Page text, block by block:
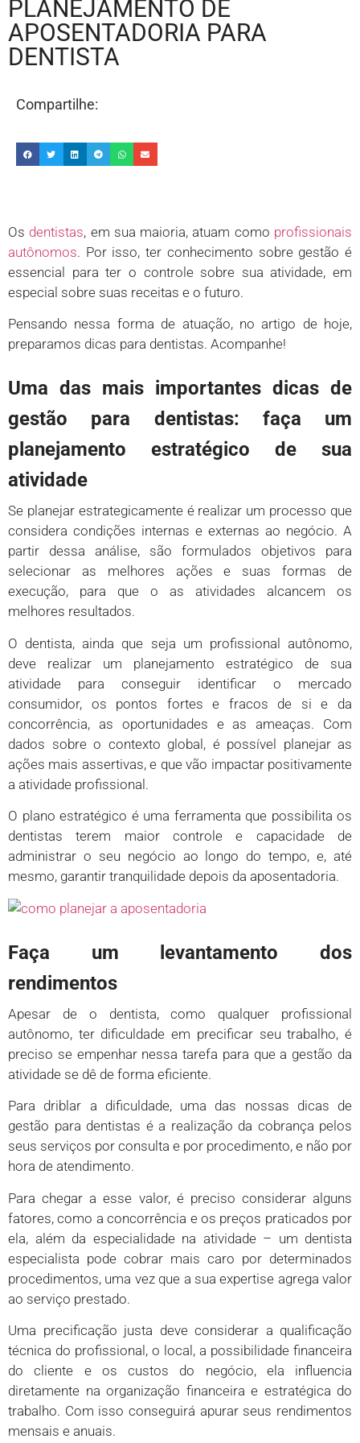
PLANEJAMENTO DE
APOSENTADORIA PARA
DENTISTA
Compartilhe:
Os dentistas, em sua maioria, atuam como profissionais
autônomos. Por isso, ter conhecimento sobre gestão é
essencial para ter o controle sobre sua atividade, em
especial sobre suas receitas e o futuro.
Pensando nessa forma de atuação, no artigo de hoje,
preparamos dicas para dentistas. Acompanhe!
Uma das mais importantes dicas de
gestão para dentistas: faça um
planejamento estratégico de sua
atividade
Se planejar estrategicamente é realizar um processo que
considera condições internas e externas ao negócio. A
partir dessa análise, são formulados objetivos para
selecionar as melhores ações e suas formas de
execução, para que o as atividades alcancem os
melhores resultados.
O dentista, ainda que seja um profissional autônomo,
deve realizar um planejamento estratégico de sua
atividade para conseguir identificar o mercado
consumidor, os pontos fortes e fracos de si e da
concorrência, as oportunidades e as ameaças. Com
dados sobre o contexto global, é possível planejar as
ações mais assertivas, e que vão impactar positivamente
a atividade profissional.
O plano estratégico é uma ferramenta que possibilita os
dentistas terem maior controle e capacidade de
administrar o seu negócio ao longo do tempo, e, até
mesmo, garantir tranquilidade depois da aposentadoria.
Faça um levantamento dos
rendimentos
Apesar de o dentista, como qualquer profissional
autônomo, ter dificuldade em precificar seu trabalho, é
preciso se empenhar nessa tarefa para que a gestão da
atividade se dê de forma eficiente.
Para driblar a dificuldade, uma das nossas dicas de
gestão para dentistas é a realização da cobrança pelos
seus serviços por consulta e por procedimento, e não por
hora de atendimento.
Para chegar a esse valor, é preciso considerar alguns
fatores, como a concorrência e os preços praticados por
ela, além da especialidade na atividade – um dentista
especialista pode cobrar mais caro por determinados
procedimentos, uma vez que a sua expertise agrega valor
ao serviço prestado.
Uma precificação justa deve considerar a qualificação
técnica do profissional, o local, a possibilidade financeira
do cliente e os custos do negócio, ela influencia
diretamente na organização financeira e estratégica do
trabalho. Com isso conseguirá apurar seus rendimentos
mensais e anuais.